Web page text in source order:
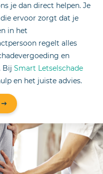
je dan direct helpen. Je
ervoor zorgt dat je
in het
regelt alles
en
Bij Smart Letselschade
en het juiste advies.